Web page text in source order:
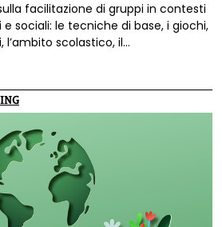
facilitazione di gruppi in contesti
sociali: le tecniche di base, i giochi,
scolastico, il